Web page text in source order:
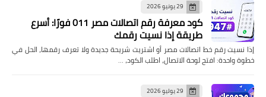
29 يونيو 2026
كود معرفة رقم اتصالات مصر 011 فورًا: أسرع
طريقة إذا نسيت رقمك
إذا نسيت رقم خط اتصالات مصر أو اشتريت شريحة جديدة ولا تعرف رقمها، الحل في
خطوة واحدة: افتح لوحة الاتصال، اطلب الكود، …
29 يوليو 2026